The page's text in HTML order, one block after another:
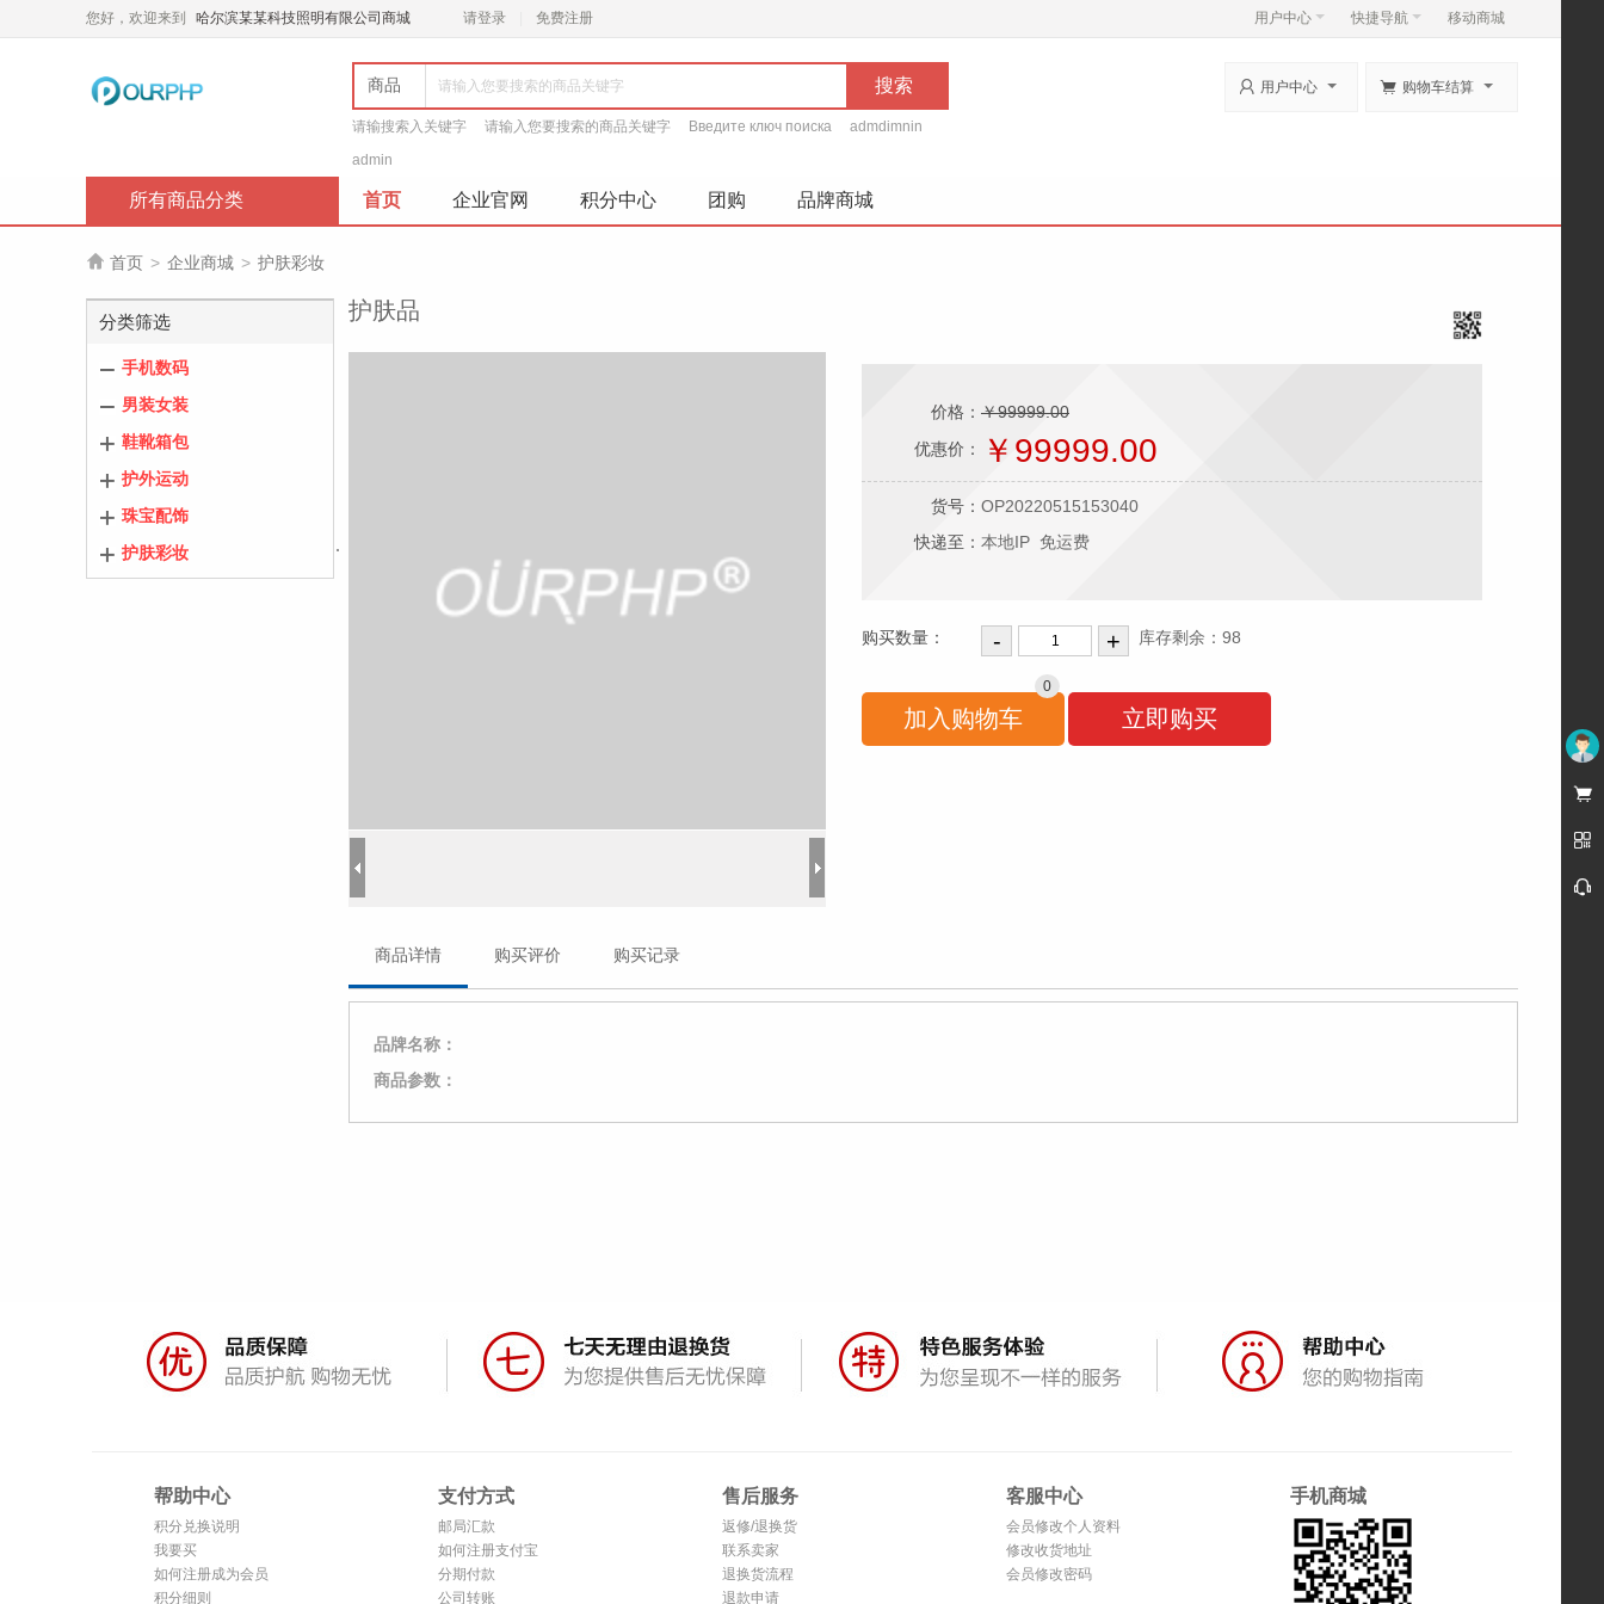
您好，欢迎来到 哈尔滨某某科技照明有限公司商城 请登录 免费注册 用户中心 快捷导航 移动商城
会员



商品
请输搜索入关键字 请输入您要搜索的商品关键字 Введите ключ поиска
admdimnin
admin
 用户中心  购物车结算
所有商品分类 首页 企业官网 积分中心 团购 品牌商城
 首页 > 企业商城 > 护肤彩妆
分类筛选
手机数码
男装女装
鞋靴箱包
护外运动
珠宝配饰
护肤彩妆
护肤品
价格： ￥99999.00
优惠价：
￥99999.00
货号： OP20220515153040
快递至： 本地IP 免运费
购买数量： 库存剩余：98
0
商品详情 购买评价 购买记录
品牌名称：
商品参数：
帮助中心
积分兑换说明
我要买
如何注册成为会员
积分细则
支付方式
邮局汇款
如何注册支付宝
分期付款
公司转账
售后服务
返修/退换货
联系卖家
退换货流程
退款申请
客服中心
会员修改个人资料
修改收货地址
会员修改密码
手机商城